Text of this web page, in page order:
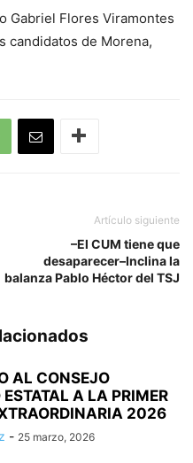
Gabriel Flores Viramontes
candidatos de Morena,
Artículo siguiente
–El CUM tiene que
desaparecer–Inclina la
balanza Pablo Héctor del TSJ
AL CONSEJO
A LA PRIMER
2026
- 25 marzo, 2026